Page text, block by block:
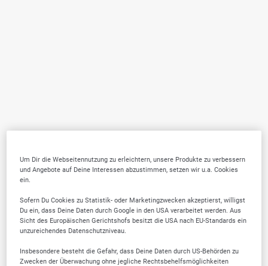
Um Dir die Webseitennutzung zu erleichtern, unsere Produkte zu verbessern
und Angebote auf Deine Interessen abzustimmen, setzen wir u.a. Cookies
ein.
Sofern Du Cookies zu Statistik- oder Marketingzwecken akzeptierst, willigst
Du ein, dass Deine Daten durch Google in den USA verarbeitet werden. Aus
Sicht des Europäischen Gerichtshofs besitzt die USA nach EU-Standards ein
unzureichendes Datenschutzniveau.
Insbesondere besteht die Gefahr, dass Deine Daten durch US-Behörden zu
Zwecken der Überwachung ohne jegliche Rechtsbehelfsmöglichkeiten